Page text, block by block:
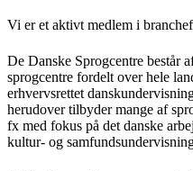
Vi er et aktivt medlem i
De Danske Sprogcentre består
sprogcentre fordelt over hele
erhvervsrettet
herudover tilbyder mange af
fx med fokus på det danske
kultur- og